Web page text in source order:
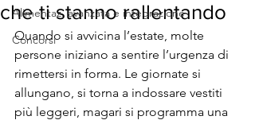
Alimentaz. avanzata e integrazione
Concorsi
che ti stanno rallentando
Quando si avvicina l’estate, molte
persone iniziano a sentire l’urgenza di
rimettersi in forma. Le giornate si
allungano, si torna a indossare vestiti
più leggeri, magari si programma una